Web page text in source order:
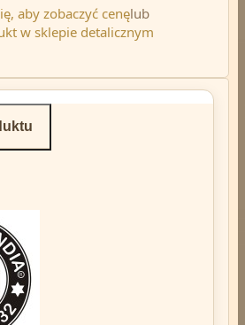
aby zobaczyć cenęlub
w sklepie detalicznym